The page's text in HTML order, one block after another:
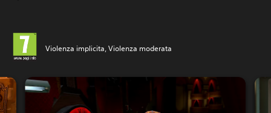
Violenza implicita, Violenza moderata